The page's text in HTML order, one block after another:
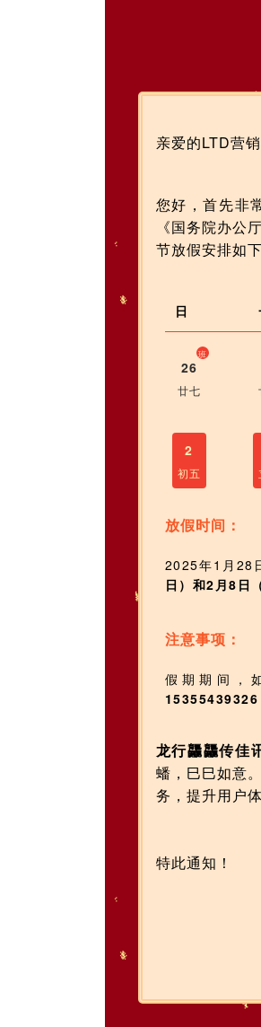
亲爱的LTD营
您好，首先非
《国务院办公
节放假安排如下
日
班
26
廿七
2
初五
放假时间：
2025年1月28
日）和2月8日
注意事项：
假期期间，
15355439326
龙行龘龘传佳
蟠，巳巳如意
务，提升用户
特此通知！